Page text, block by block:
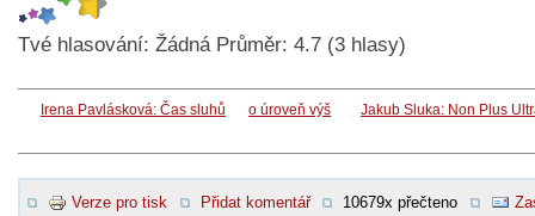
Tvé hlasování: Žádná Průměr: 4.7 (3 hlasy)
Irena Pavlásková: Čas sluhů o úroveň výš Jakub Sluka: Non Plus
Verze pro tisk Přidat komentář 10679x přečteno